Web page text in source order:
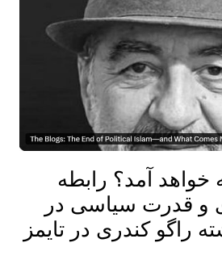
آمد؟ رابطه
و قدرت سیاسی در
راگو کندری در تایمز